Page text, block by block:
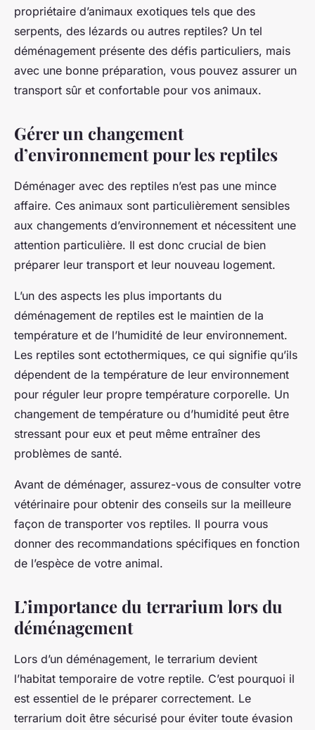
propriétaire d’animaux exotiques tels que des
serpents, des lézards ou autres reptiles? Un tel
déménagement présente des défis particuliers, mais
avec une bonne préparation, vous pouvez assurer un
transport sûr et confortable pour vos animaux.
Gérer un changement
d’environnement pour les reptiles
Déménager avec des reptiles n’est pas une mince
affaire. Ces animaux sont particulièrement sensibles
aux changements d’environnement et nécessitent une
attention particulière. Il est donc crucial de bien
préparer leur transport et leur nouveau logement.
L’un des aspects les plus importants du
déménagement de reptiles est le maintien de la
température et de l’humidité de leur environnement.
Les reptiles sont ectothermiques, ce qui signifie qu’ils
dépendent de la température de leur environnement
pour réguler leur propre température corporelle. Un
changement de température ou d’humidité peut être
stressant pour eux et peut même entraîner des
problèmes de santé.
Avant de déménager, assurez-vous de consulter votre
vétérinaire pour obtenir des conseils sur la meilleure
façon de transporter vos reptiles. Il pourra vous
donner des recommandations spécifiques en fonction
de l’espèce de votre animal.
L’importance du terrarium lors du
déménagement
Lors d’un déménagement, le terrarium devient
l’habitat temporaire de votre reptile. C’est pourquoi il
est essentiel de le préparer correctement. Le
terrarium doit être sécurisé pour éviter toute évasion